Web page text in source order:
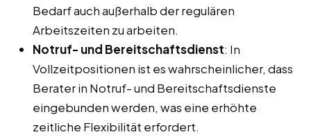
Bedarf auch außerhalb der regulären
Arbeitszeiten zu arbeiten.
Notruf- und Bereitschaftsdienst: In
Vollzeitpositionen ist es wahrscheinlicher, dass
Berater in Notruf- und Bereitschaftsdienste
eingebunden werden, was eine erhöhte
zeitliche Flexibilität erfordert.